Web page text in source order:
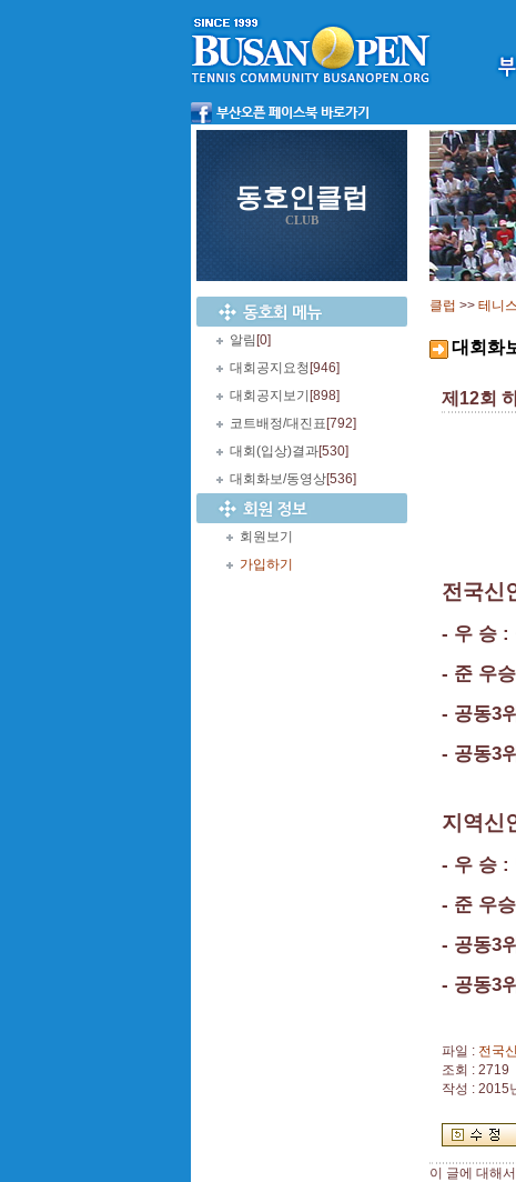
동호인클럽
CLUB
알림 [0]
대회공지요청 [946]
대회공지보기 [898]
코트배정/대진표 [792]
대회(입상)결과[530]
대회화보/동영상[536]
회원보기
가입하기
클럽 >> 테니
대회화
제12회
전국신
- 우 승 :
- 준 우
- 공동3
- 공동3
지역신
- 우 승 :
- 준 우
- 공동3
- 공동3
파일 : 전국
조회 : 2719
작성 : 2015
이 글에 대해